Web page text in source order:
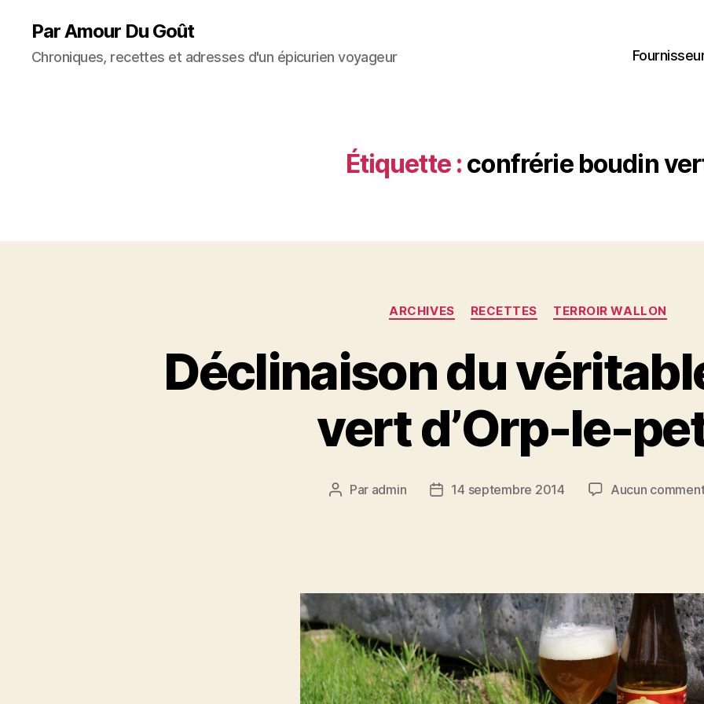
Par Amour Du Goût
Chroniques, recettes et adresses d'un épicurien voyageur
Étiquette : confrérie boudin
Catégories
ARCHIVES RECETTES TERROIR WALLON
Déclinaison du
vert d’Orp-le-
Auteur
Par admin
Date14 septembre 2014 Aucun